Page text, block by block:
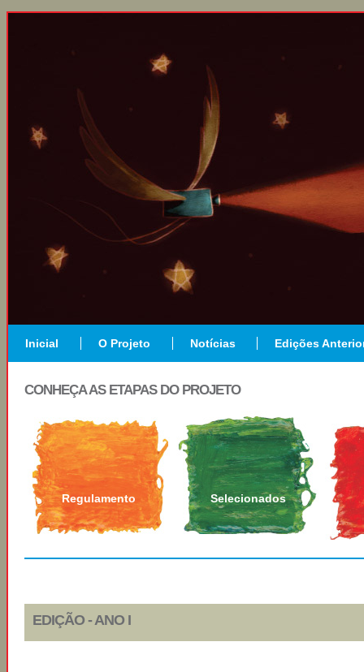
Inicial O Projeto Notícias Edições
CONHEÇA AS ETAPAS DO PROJETO
Regulamento Selecionados
EDIÇÃO - ANO I